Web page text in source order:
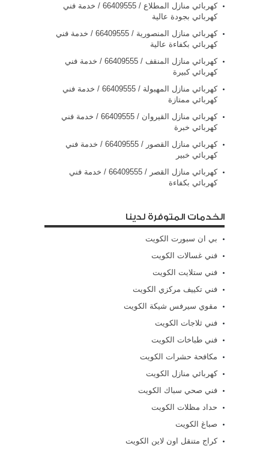
كهربائي منازل المطلاع / 66409555 / خدمة فني
كهربائي بجودة عالية
كهربائي منازل المنصورية / 66409555 / خدمة فني
كهربائي بكفاءة عالية
كهربائي منازل المنقف / 66409555 / خدمة فني
كهربائي كبيرة
كهربائي منازل المهبولة / 66409555 / خدمة فني
كهربائي ممتازة
كهربائي منازل القيروان / 66409555 / خدمة فني
كهربائي خبرة
كهربائي منازل القصور / 66409555 / خدمة فني
كهربائي خبير
كهربائي منازل القصر / 66409555 / خدمة فني
كهربائي بكفاءة
الخدمات المتوفرة لدينا
بي ان سبورت الكويت
فني غسالات الكويت
فني ستلايت الكويت
فني تكييف مركزي الكويت
مقوي سيرفس شيكة الكويت
فني ثلاجات الكويت
فني طباخات الكويت
مكافحة حشرات الكويت
كهربائي منازل الكويت
فني صحي سباك الكويت
حداد مظلات الكويت
صباغ الكويت
كراج متنقل اون لاين الكويت